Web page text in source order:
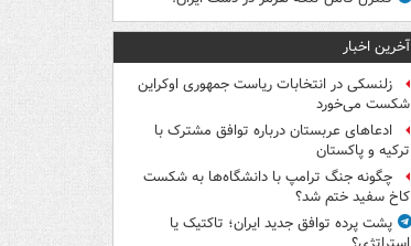
آخرین اخبار
زلنسکی در انتخابات ریاست جمهوری اوکراین
شکست می‌خورد
ادعاهای عربستان درباره توافق مشترک با
ترکیه و پاکستان
چگونه جنگ ترامپ با دانشگاه‌ها به شکست
کاخ سفید ختم شد؟
پشت پرده توافق جدید ایران؛ تاکتیک یا